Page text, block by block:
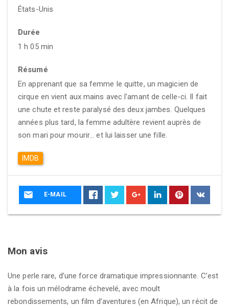
États-Unis
Durée
1 h 05 min
Résumé
En apprenant que sa femme le quitte, un magicien de
cirque en vient aux mains avec l'amant de celle-ci. Il fait
une chute et reste paralysé des deux jambes. Quelques
années plus tard, la femme adultère revient auprès de
son mari pour mourir... et lui laisser une fille.
IMDB
E-MAIL
Mon avis
Une perle rare, d’une force dramatique impressionnante. C’est
à la fois un mélodrame échevelé, avec moult
rebondissements, un film d’aventures (en Afrique), un récit de